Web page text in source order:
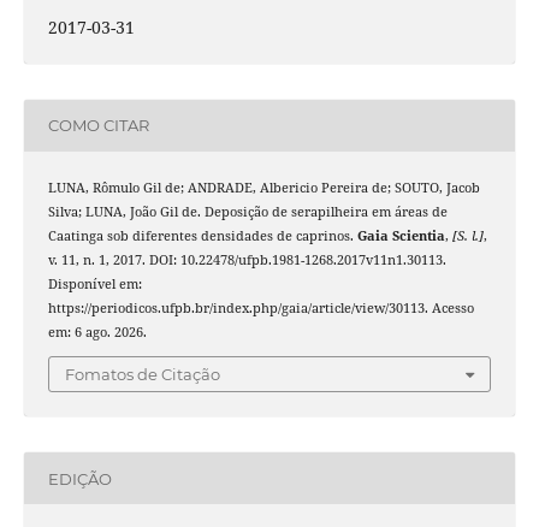
2017-03-31
COMO CITAR
LUNA, Rômulo Gil de; ANDRADE, Albericio Pereira de; SOUTO, Jacob
Silva; LUNA, João Gil de. Deposição de serapilheira em áreas de
Caatinga sob diferentes densidades de caprinos. Gaia Scientia, [S. l.],
v. 11, n. 1, 2017. DOI: 10.22478/ufpb.1981-1268.2017v11n1.30113.
Disponível em:
https://periodicos.ufpb.br/index.php/gaia/article/view/30113. Acesso
em: 6 ago. 2026.
Fomatos de Citação
EDIÇÃO